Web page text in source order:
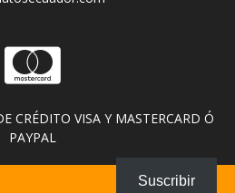
CRÉDITO VISA Y MASTERCARD Ó
PAYPAL
Suscribir